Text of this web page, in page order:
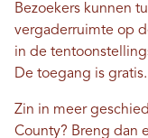
Bezoekers kunnen
vergaderruimte op
in de
De toegang is gratis.
Zin in meer
County? Breng dan